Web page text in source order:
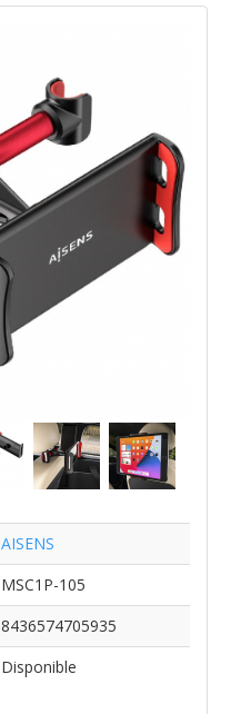
AISENS
MSC1P-105
8436574705935
Disponible